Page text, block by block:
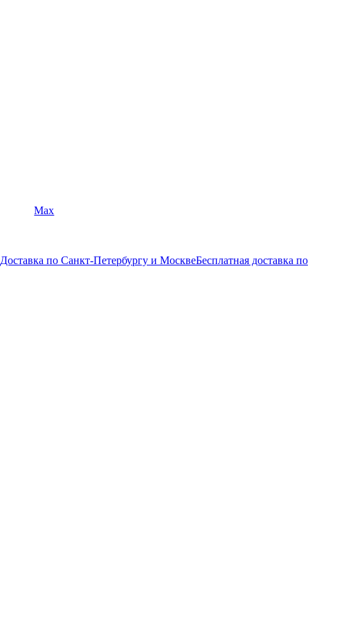
Max
Доставка по Санкт-Петербургу и МосквеБесплатная доставка по